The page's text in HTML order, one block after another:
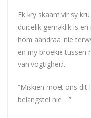
Ek kry skaam vir sy
duidelik gemaklik is
hom aandraai nie
en my broekie tussen
van vogtigheid.
“Miskien moet ons
belangstel nie …”